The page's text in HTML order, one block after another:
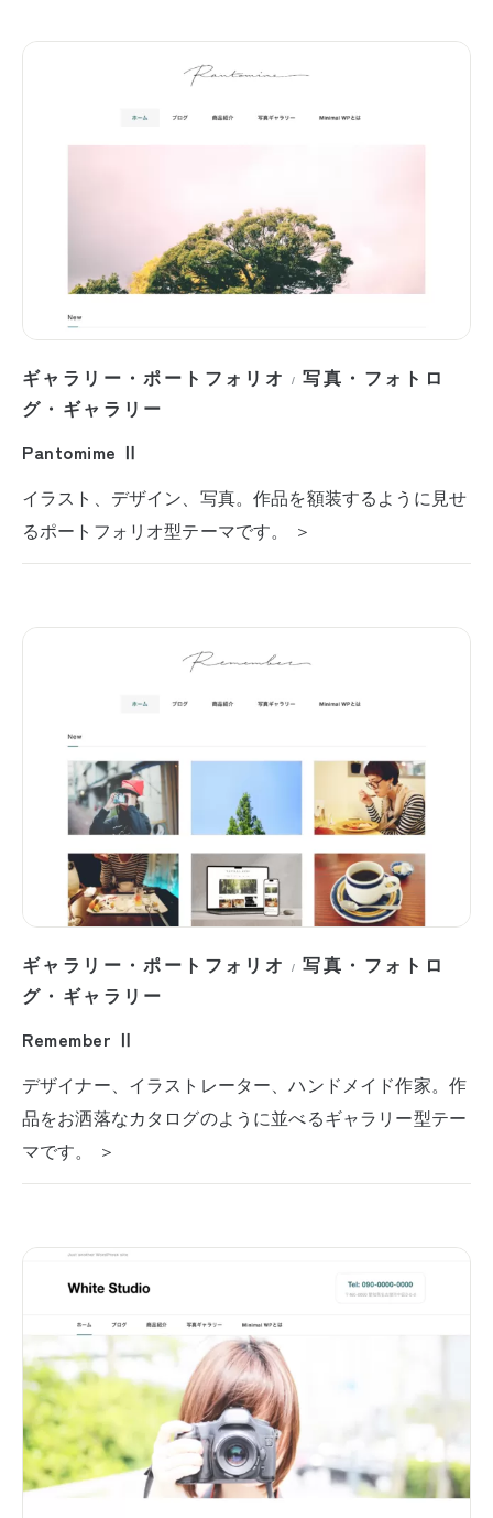
ギャラリー・ポートフォリオ /写真・フォトロ
グ・ギャラリー
Pantomime Ⅱ
イラスト、デザイン、写真。作品を額装するように見せ
るポートフォリオ型テーマです。 ＞
ギャラリー・ポートフォリオ /写真・フォトロ
グ・ギャラリー
Remember Ⅱ
デザイナー、イラストレーター、ハンドメイド作家。作
品をお洒落なカタログのように並べるギャラリー型テー
マです。 ＞